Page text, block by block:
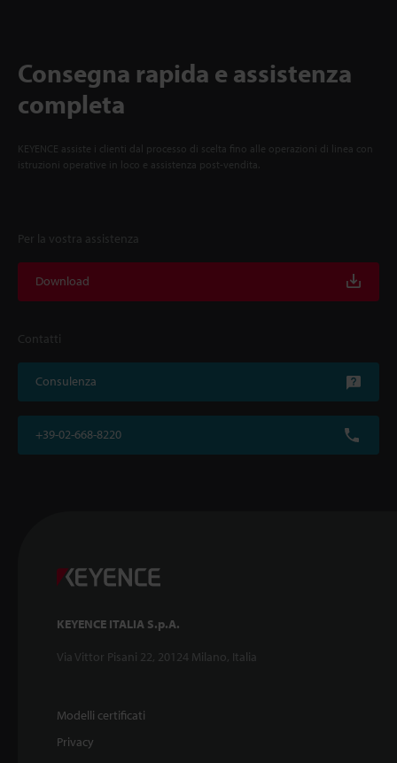
Consegna rapida e assistenza
completa
KEYENCE assiste i clienti dal processo di scelta fino alle operazioni di linea con
istruzioni operative in loco e assistenza post-vendita.
Per la vostra assistenza
Download
Contatti
Consulenza
+39-02-668-8220
KEYENCE ITALIA S.p.A.
Via Vittor Pisani 22, 20124 Milano, Italia
Modelli certificati
Privacy